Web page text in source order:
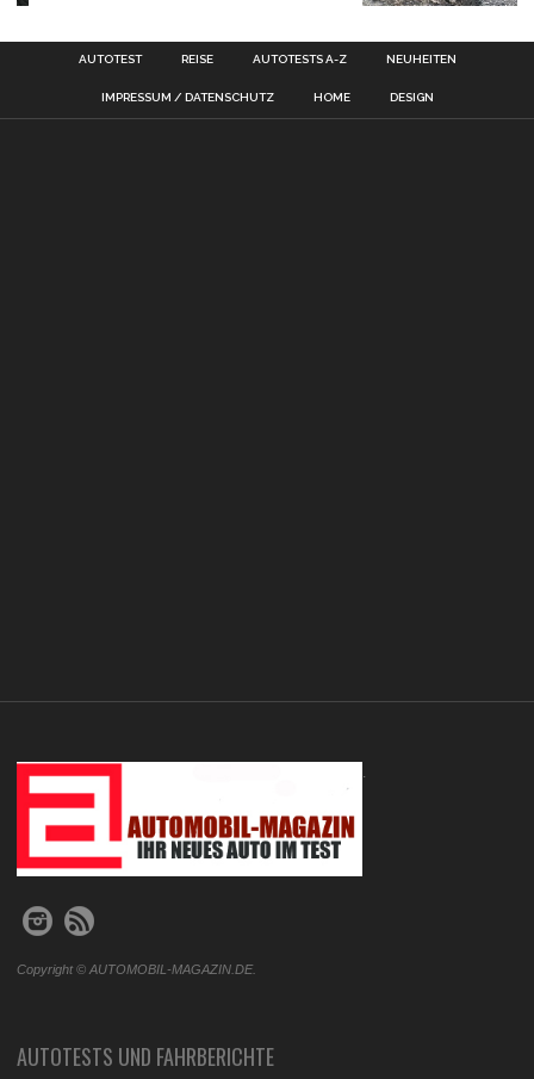
AUTOTEST REISE AUTOTESTS A-Z NEUHEITEN
IMPRESSUM / DATENSCHUTZ HOME DESIGN
Copyright © AUTOMOBIL-MAGAZIN.DE.
AUTOTESTS UND FAHRBERICHTE